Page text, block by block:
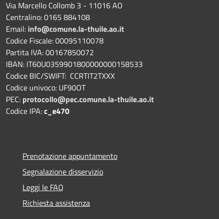
Via Marcello Collomb 3 - 11016 AO
Centralino: 0165 884108
Email: info@comune.la-thuile.ao.it
Codice Fiscale: 00095110078
Partita IVA: 00167850072
IBAN: IT60U0359901800000000158533
Codice BIC/SWIFT: CCRTIT2TXXX
Codice univoco: UF90OT
PEC: protocollo@pec.comune.la-thuile.ao.it
Codice IPA:c_e470
Prenotazione appuntamento
Segnalazione disservizio
Leggi le FAQ
Richiesta assistenza